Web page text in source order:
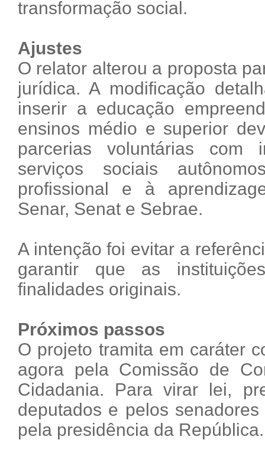
transformação social.
Ajustes
O relator alterou a proposta
jurídica. A modificação
inserir a educação
ensinos médio e superior
parcerias voluntárias com
serviços sociais
profissional e à
Senar, Senat e Sebrae.
A intenção foi evitar a
garantir que as
finalidades originais.
Próximos passos
O projeto tramita em caráter
agora pela Comissão de
Cidadania. Para virar lei,
deputados e pelos
pela presidência da República.